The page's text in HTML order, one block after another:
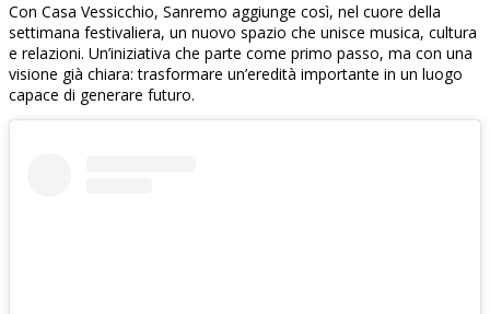
Con Casa Vessicchio, Sanremo aggiunge così, nel cuore della
settimana festivaliera, un nuovo spazio che unisce musica, cultura
e relazioni. Un’iniziativa che parte come primo passo, ma con una
visione già chiara: trasformare un’eredità importante in un luogo
capace di generare futuro.